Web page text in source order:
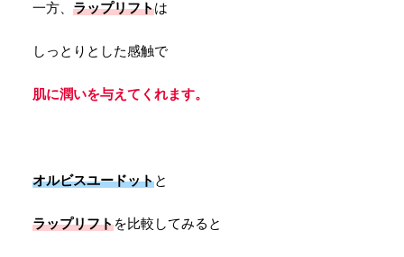
一方、 ラップリフトは
しっとりとした感触で
肌に潤いを与えてくれます。
オルビスユードットと
ラップリフトを比較してみると